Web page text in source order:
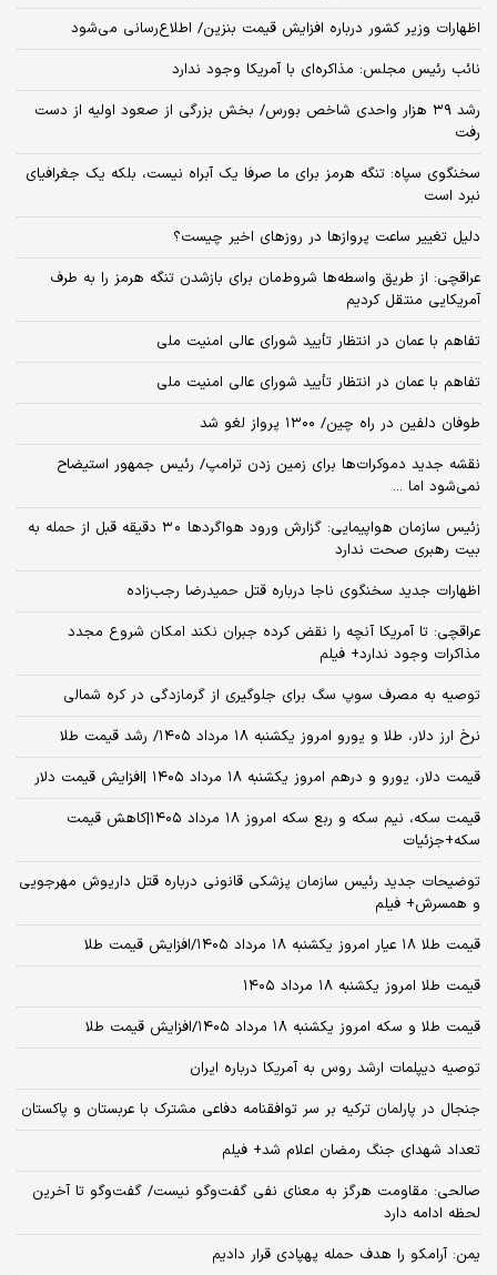
اظهارات وزیر کشور درباره افزایش قیمت بنزین/ اطلاع‌رسانی می‌شود
نائب رئیس مجلس: مذاکره‌ای با آمریکا وجود ندارد
رشد ۳۹ هزار واحدی شاخص بورس/ بخش بزرگی از صعود اولیه از دست
رفت
سخنگوی سپاه: تنگه هرمز برای ما صرفا یک آبراه نیست، بلکه یک جغرافیای
نبرد است
دلیل تغییر ساعت پروازها در روزهای اخیر چیست؟
عراقچی: از طریق واسطه‌ها شروط‌مان برای بازشدن تنگه هرمز را به طرف
آمریکایی منتقل کردیم
تفاهم با عمان در انتظار تأیید شورای عالی امنیت ملی
تفاهم با عمان در انتظار تأیید شورای عالی امنیت ملی
طوفان دلفین در راه چین/ ۱۳۰۰ پرواز لغو شد
نقشه جدید دموکرات‌ها برای زمین زدن ترامپ/ رئیس جمهور استیضاح
نمی‌شود اما ...
زئیس سازمان هواپیمایی: گزارش ورود هواگردها ٣٠ دقیقه قبل از حمله به
بیت رهبری صحت ندارد
اظهارات جدید سخنگوی ناجا درباره قتل حمیدرضا رجب‌زاده
عراقچی: تا آمریکا آنچه را نقض کرده جبران نکند امکان شروع مجدد
مذاکرات وجود ندارد+ فیلم
توصیه به مصرف سوپ سگ برای جلوگیری از گرمازدگی در کره شمالی
نرخ ارز دلار، طلا و یورو امروز یکشنبه ۱۸ مرداد ۱۴۰۵/ رشد قیمت طلا
قیمت دلار، یورو و درهم امروز یکشنبه ۱۸ مرداد ۱۴۰۵ |افزایش قیمت دلار
قیمت سکه، نیم سکه و ربع سکه امروز ۱۸ مرداد ۱۴۰۵|کاهش قیمت
سکه+جزئیات
توضیحات جدید رئیس سازمان پزشکی قانونی درباره قتل داریوش مهرجویی
و همسرش+ فیلم
قیمت طلا ۱۸ عیار امروز یکشنبه ۱۸ مرداد ۱۴۰۵/افزایش قیمت طلا
قیمت طلا امروز یکشنبه ۱۸ مرداد ۱۴۰۵
قیمت طلا و سکه امروز یکشنبه ۱۸ مرداد ۱۴۰۵/افزایش قیمت طلا
توصیه دیپلمات ارشد روس به آمریکا درباره ایران
جنجال در پارلمان ترکیه بر سر توافقنامه دفاعی مشترک با عربستان و پاکستان
تعداد شهدای جنگ رمضان اعلام شد+ فیلم
صالحی: مقاومت هرگز به معنای نفی گفت‌وگو نیست/ گفت‌وگو تا آخرین
لحظه ادامه دارد
یمن: آرامکو را هدف حمله پهپادی قرار دادیم